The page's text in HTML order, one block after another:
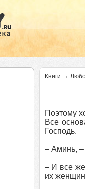
Книги →
Поэтому
Все
Господь.
– Аминь, –
– И все
их